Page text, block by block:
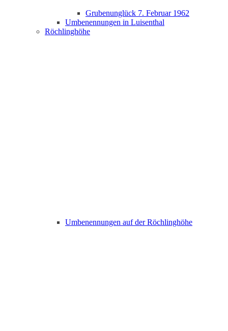
Grubenunglück 7. Februar 1962
Umbenennungen in Luisenthal
Röchlinghöhe
Umbenennungen auf der Röchlinghöhe